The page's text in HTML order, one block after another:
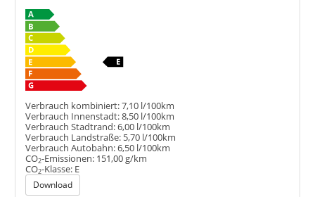
Verbrauch kombiniert:7,10 l/100km
Verbrauch Innenstadt:8,50 l/100km
Verbrauch Stadtrand:6,00 l/100km
Verbrauch Landstraße: 5,70 l/100km
Verbrauch Autobahn:6,50 l/100km
CO2-Emissionen: 151,00 g/km
CO2-Klasse: E
Download